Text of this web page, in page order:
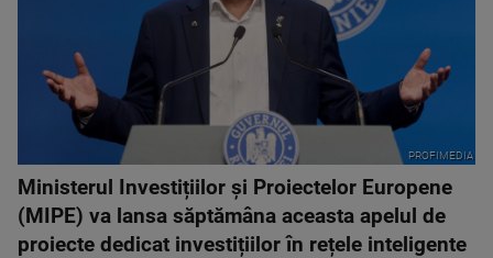
PROFIMEDIA
Ministerul Investițiilor și Proiectelor Europene
(MIPE) va lansa săptămâna aceasta apelul de
proiecte dedicat investițiilor în rețele inteligente